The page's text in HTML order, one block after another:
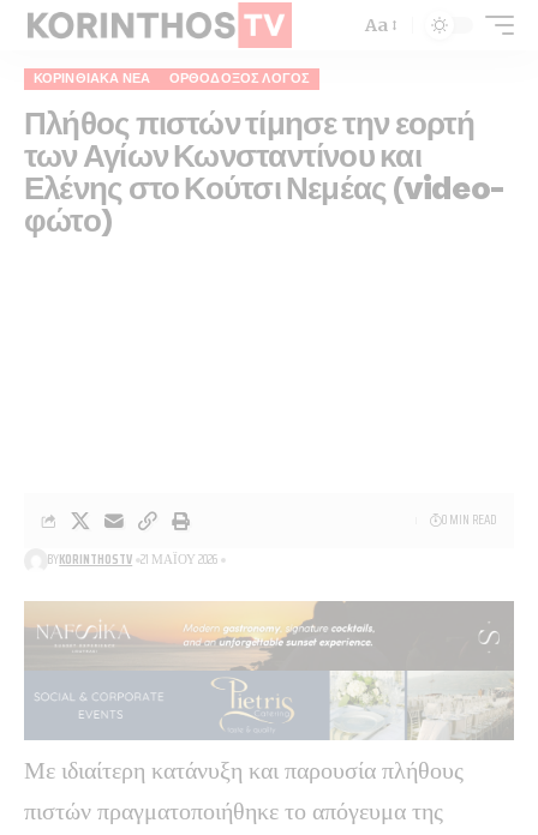
Aa
ΚΟΡΙΝΘΙΑΚΆ ΝΈΑ ΟΡΘΌΔΟΞΟΣ ΛΌΓΟΣ
Πλήθος πιστών τίμησε την εορτή
των Αγίων Κωνσταντίνου και
Ελένης στο Κούτσι Νεμέας (video-
φώτο)
BYKORINTHOSTV 21 ΜΑΪ́ΟΥ 2026
0 MIN READ
Με ιδιαίτερη κατάνυξη και παρουσία πλήθους
πιστών πραγματοποιήθηκε το απόγευμα της